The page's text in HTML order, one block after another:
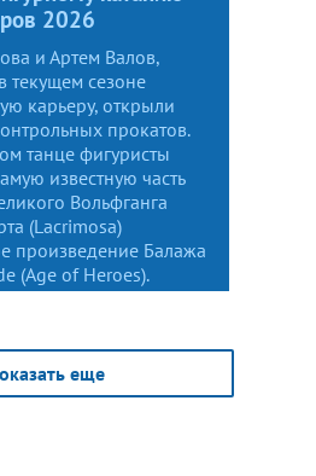
2026
и Артем Валов,
текущем сезоне
карьеру, открыли
прокатов.
танце фигуристы
известную часть
Вольфганга
(Lacrimosa)
произведение Балажа
(Age of Heroes).
еще